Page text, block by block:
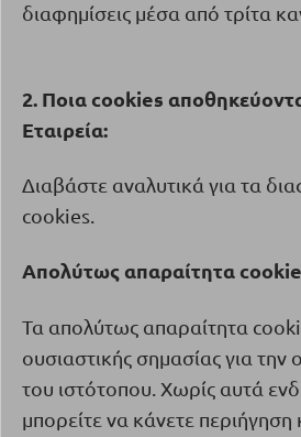
διαφημίσεις μέσα από τρίτα
2. Ποιαcookies
Εταιρεία:
Διαβάστε αναλυτικά για τα
cookies.
Απολύτως απαραίτητα
Τα απολύτως απαραίτητα
ουσιαστικής σημασίας για την
του ιστότοπου. Χωρίς αυτά
μπορείτε να κάνετε περιήγηση